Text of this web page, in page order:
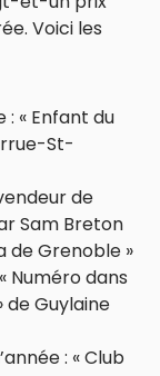
Voici les
: « Enfant du
St-
de
Sam Breton
de Grenoble »
Numéro dans
de Guylaine
: « Club